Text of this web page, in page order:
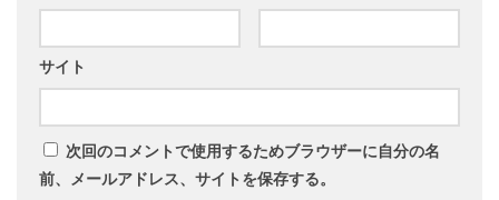
サイト
次回のコメントで使用するためブラウザーに自分の名
前、メールアドレス、サイトを保存する。